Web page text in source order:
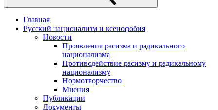
Главная
Русский национализм и ксенофобия
Новости
Проявления расизма и радикального
национализма
Противодействие расизму и радикальному
национализму
Нормотворчество
Мнения
Публикации
Документы